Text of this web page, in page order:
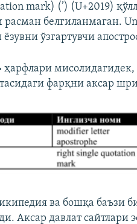
mark) (’) (U+2019)
расман белгиланмаган.
ўзгартувчи
ҳарфлари мисолидагидек,
фарқни аксар
ва бошқа баъзи
Аксар давлат сайтлари